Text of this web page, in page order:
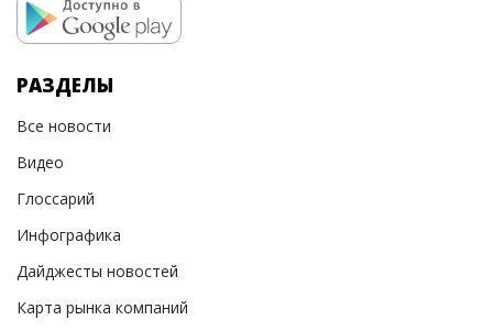
РАЗДЕЛЫ
Все новости
Видео
Глоссарий
Инфографика
Дайджесты новостей
Карта рынка компаний